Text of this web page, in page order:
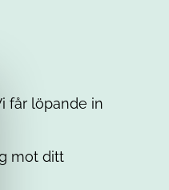
får löpande in
mot ditt